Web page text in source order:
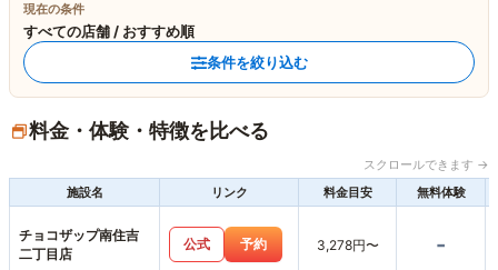
現在の条件
すべての店舗 / おすすめ順
条件を絞り込む
料金・体験・特徴を比べる
スクロールできます →
施設名
リンク 料金目安 無料体験
チョコザップ南住吉
二丁目店
公式 予約 3,278円〜 -